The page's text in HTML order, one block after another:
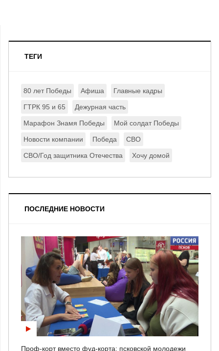
ТЕГИ
80 лет Победы Афиша Главные кадры
ГТРК 95 и 65 Дежурная часть
Марафон Знамя Победы Мой солдат Победы
Новости компании Победа СВО
СВО/Год защитника Отечества Хочу домой
ПОСЛЕДНИЕ НОВОСТИ
Проф-корт вместо фуд-корта: псковской молодежи